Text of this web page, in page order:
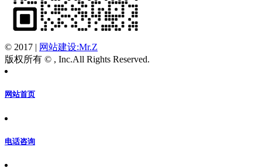
© 2017 | 网站建设:Mr.Z
版权所有 © , Inc.All Rights Reserved.
网站首页
电话咨询